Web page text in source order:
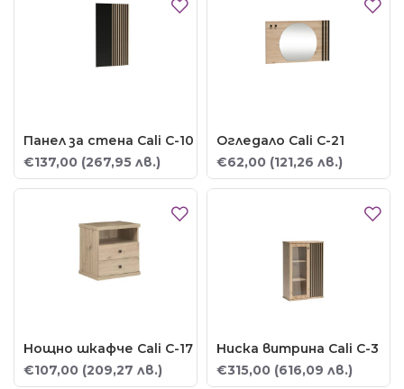
Панел за стена Cali C-10
€137,00 (267,95 лв.)
Огледало Cali C-21
€62,00 (121,26 лв.)
Нощно шкафче Cali C-17
€107,00 (209,27 лв.)
Ниска витрина Cali C-3
€315,00 (616,09 лв.)